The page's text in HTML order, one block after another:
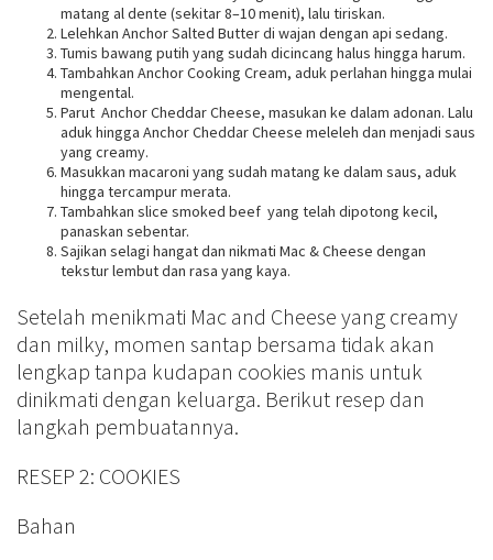
matang al dente (sekitar 8–10 menit), lalu tiriskan.
Lelehkan Anchor Salted Butter di wajan dengan api sedang.
Tumis bawang putih yang sudah dicincang halus hingga harum.
Tambahkan Anchor Cooking Cream, aduk perlahan hingga mulai
mengental.
Parut Anchor Cheddar Cheese, masukan ke dalam adonan. Lalu
aduk hingga Anchor Cheddar Cheese meleleh dan menjadi saus
yang creamy.
Masukkan macaroni yang sudah matang ke dalam saus, aduk
hingga tercampur merata.
Tambahkan slice smoked beef yang telah dipotong kecil,
panaskan sebentar.
Sajikan selagi hangat dan nikmati Mac & Cheese dengan
tekstur lembut dan rasa yang kaya.
Setelah menikmati Mac and Cheese yang creamy
dan milky, momen santap bersama tidak akan
lengkap tanpa kudapan cookies manis untuk
dinikmati dengan keluarga. Berikut resep dan
langkah pembuatannya.
RESEP 2: COOKIES
Bahan